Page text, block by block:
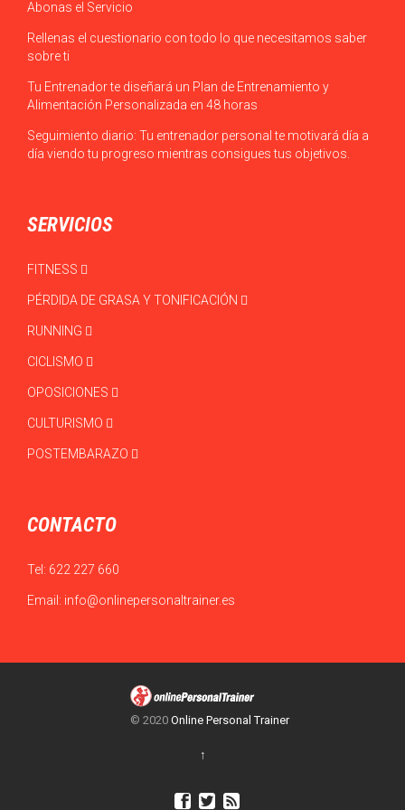
Abonas el Servicio
Rellenas el cuestionario con todo lo que necesitamos saber
sobre ti
Tu Entrenador te diseñará un Plan de Entrenamiento y
Alimentación Personalizada en 48 horas
Seguimiento diario: Tu entrenador personal te motivará día a
día viendo tu progreso mientras consigues tus objetivos.
SERVICIOS
FITNESS
PÉRDIDA DE GRASA Y TONIFICACIÓN
RUNNING
CICLISMO
OPOSICIONES
CULTURISMO
POSTEMBARAZO
CONTACTO
Tel: 622 227 660
Email: info@onlinepersonaltrainer.es
© 2020 Online Personal Trainer
↑
  